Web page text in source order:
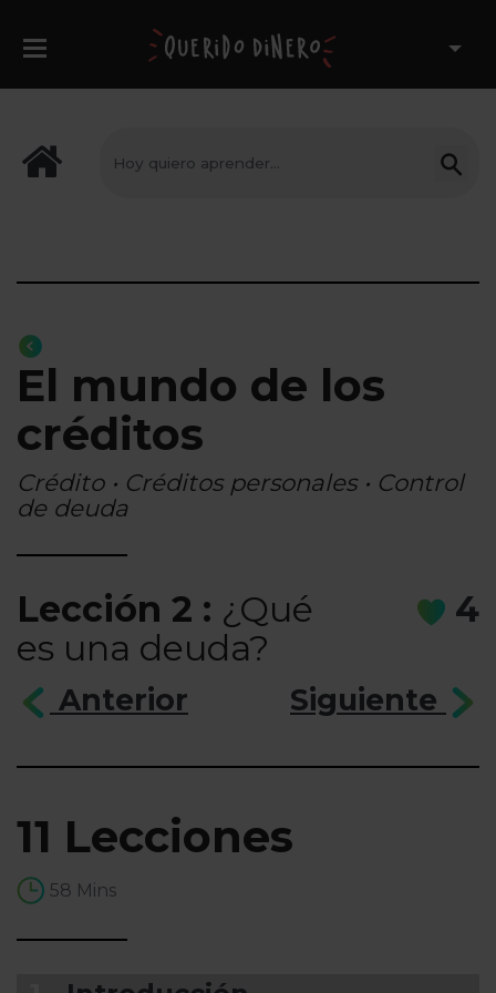
El mundo de los
créditos
Crédito • Créditos personales • Control
de deuda
Lección 2 : ¿Qué
es una deuda?
4
Anterior Siguiente
11 Lecciones
58 Mins